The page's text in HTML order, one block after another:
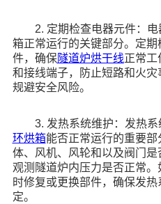
2. 定期检查电器元件：
箱正常运行的关键部分。定
件，确保隧道炉烘干线正常工
和接线端子，防止短路和火
规避安全风险。
3. 发热系统维护：发热系
环烘箱能否正常运行的重要
体、风机、风轮和以及阀门是
观测隧道炉内压力是否正常。
时修复或更换部件，确保发
定。